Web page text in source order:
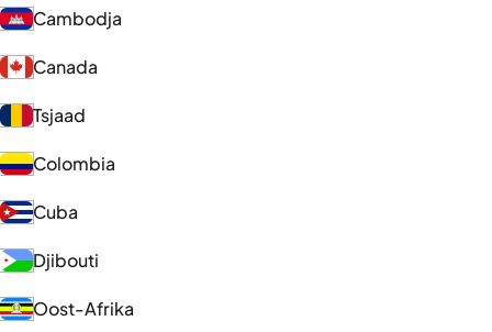
Cambodja
Canada
Tsjaad
Colombia
Cuba
Djibouti
Oost-Afrika